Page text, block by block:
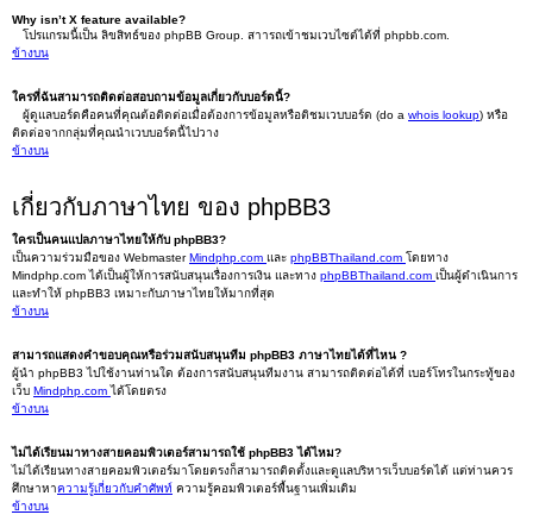
Why isn’t X feature available?
โปรแกรมนี้เป็น ลิขสิทธ์ของ phpBB Group. สาารถเข้าชมเวบไซต์ได้ที่ phpbb.com.
ข้างบน
ใครที่ฉันสามารถติดต่อสอบถามข้อมูลเกี่ยวกับบอร์ดนี้?
ผู้ดูแลบอร์ดคือคนที่คุณต้อติดต่อเมื่อต้องการข้อมูลหรือติชมเวบบอร์ด (do a whois lookup) หรือ
ติดต่อจากกลุ่มที่คุณนำเวบบอร์ดนี้ไปวาง
ข้างบน
เกี่ยวกับภาษาไทย ของ phpBB3
ใครเป็นคนแปลภาษาไทยให้กับ phpBB3?
เป็นความร่วมมือของ WebmasterMindphp.com และ phpBBThailand.com โดยทาง
Mindphp.com ได้เป็นผู้ให้การสนับสนุนเรื่องการเงิน และทาง phpBBThailand.com เป็นผู้ดำเนินการ
และทำให้ phpBB3 เหมาะกับภาษาไทยให้มากที่สุด
ข้างบน
สามารถแสดงคำขอบคุณหรือร่วมสนับสนุนทีม phpBB3 ภาษาไทยได้ที่ไหน ?
ผู้นำ phpBB3 ไปใช้งานท่านใด ต้องการสนับสนุนทีมงาน สามารถติดต่อได้ที่ เบอร์โทรในกระทู้ของ
เว็บ Mindphp.comได้โดยตรง
ข้างบน
ไม่ได้เรียนมาทางสายคอมพิวเตอร์สามารถใช้ phpBB3 ได้ไหม?
ไม่ได้เรียนทางสายคอมพิวเตอร์มาโดยตรงก็สามารถติดตั้งและดูแลบริหารเว็บบอร์ดได้ แต่ท่านควร
ศึกษาหาความรู้เกี่ยวกับคำศัพท์ ความรู้คอมพิวเตอร์พื้นฐานเพิ่มเติม
ข้างบน